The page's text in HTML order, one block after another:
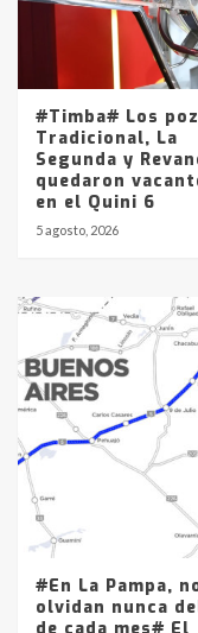
#Timba# Los
Tradicional, La
Segunda y
quedaron
en el Quini 6
5 agosto, 2026
#En La Pampa,
olvidan nunca